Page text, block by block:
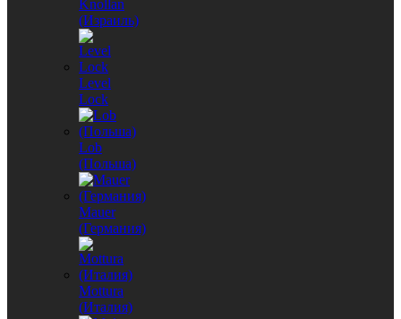
Knollan
(Израиль)
Level
Lock
Lob
(Польша)
Mauer
(Германия)
Mottura
(Италия)